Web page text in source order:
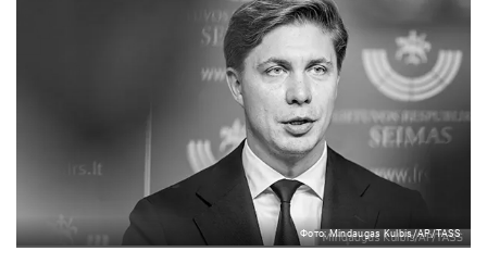
Фото: Mindaugas Kulbis/AP/TASS